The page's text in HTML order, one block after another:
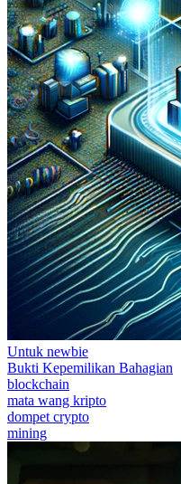
Untuk newbie
Bukti Kepemilikan Bahagian
blockchain
mata wang kripto
dompet crypto
mining